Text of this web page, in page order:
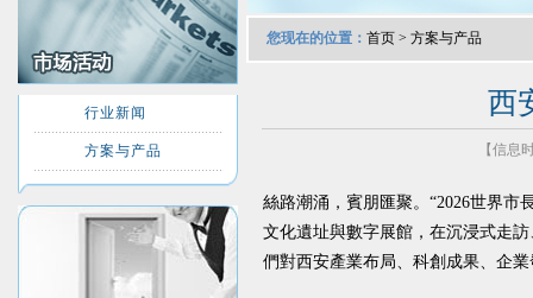
行业新闻
方案与产品
您现在的位置： 首页 > 方案与产品
西
【信息
絲路潮涌，賓朋匯聚。“2026世界市
文化遺址與數字展館，在沉浸式走
們對西安產業布局、科創成果、企